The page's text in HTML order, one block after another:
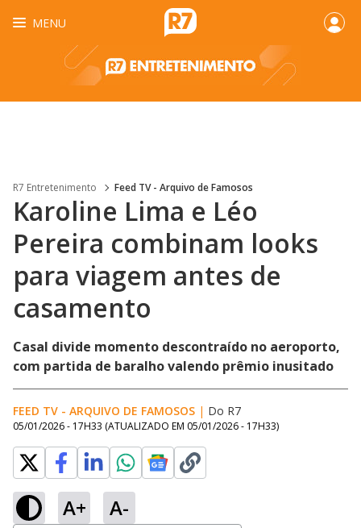
MENU
R7 Entretenimento Feed TV - Arquivo de Famosos
Karoline Lima e Léo
Pereira combinam looks
para viagem antes de
casamento
Casal divide momento descontraído no aeroporto,
com partida de baralho valendo prêmio inusitado
FEED TV - ARQUIVO DE FAMOSOS | Do R7
05/01/2026 - 17H33 (ATUALIZADO EM 05/01/2026 - 17H33)
A+ A-